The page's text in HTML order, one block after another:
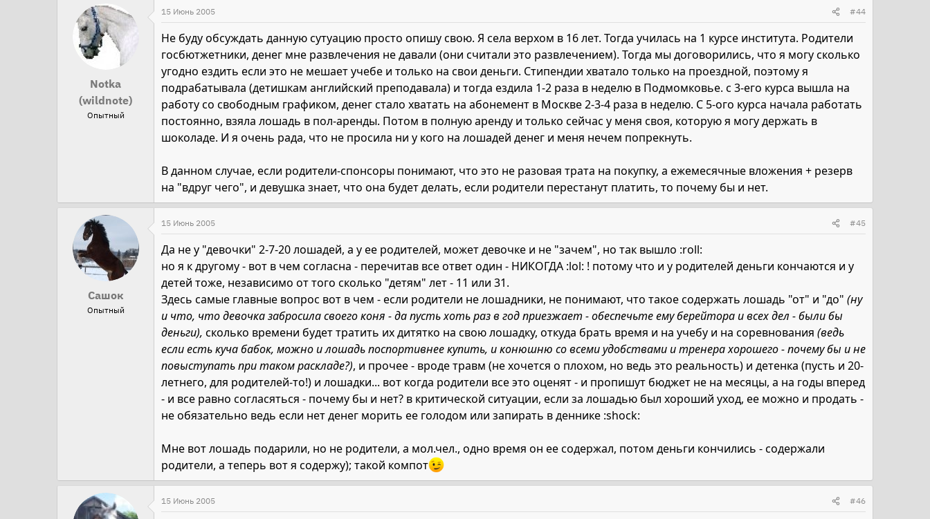
Notka
(wildnote)
Опытный
15 Июнь 2005 #44
Не буду обсуждать данную сутуацию просто опишу свою. Я села верхом в 16 лет. Тогда училась на 1 курсе института. Родители
госбютжетники, денег мне развлечения не давали (они считали это развлечением). Тогда мы договорились, что я могу сколько
угодно ездить если это не мешает учебе и только на свои деньги. Стипендии хватало только на проездной, поэтому я
подрабатывала (детишкам английский преподавала) и тогда ездила 1-2 раза в неделю в Подмомковье. с 3-его курса вышла на
работу со свободным графиком, денег стало хватать на абонемент в Москве 2-3-4 раза в неделю. С 5-ого курса начала работать
постоянно, взяла лошадь в пол-аренды. Потом в полную аренду и только сейчас у меня своя, которую я могу держать в
шоколаде. И я очень рада, что не просила ни у кого на лошадей денег и меня нечем попрекнуть.
В данном случае, если родители-спонсоры понимают, что это не разовая трата на покупку, а ежемесячные вложения + резерв
на "вдруг чего", и девушка знает, что она будет делать, если родители перестанут платить, то почему бы и нет.
Сашок
Опытный
15 Июнь 2005 #45
Да не у "девочки" 2-7-20 лошадей, а у ее родителей, может девочке и не "зачем", но так вышло :roll:
но я к другому - вот в чем согласна - перечитав все ответ один - НИКОГДА :lol: ! потому что и у родителей деньги кончаются и у
детей тоже, независимо от того сколько "детям" лет - 11 или 31.
Здесь самые главные вопрос вот в чем - если родители не лошадники, не понимают, что такое содержать лошадь "от" и "до" (ну
и что, что девочка забросила своего коня - да пусть хоть раз в год приезжает - обеспечьте ему берейтора и всех дел - были бы
деньги), сколько времени будет тратить их дитятко на свою лошадку, откуда брать время и на учебу и на соревнования (ведь
если есть куча бабок, можно и лошадь поспортивнее купить, и конюшню со всеми удобствами и тренера хорошего - почему бы и не
повыступать при таком раскладе?), и прочее - вроде травм (не хочется о плохом, но ведь это реальность) и детенка (пусть и 20-
летнего, для родителей-то!) и лошадки... вот когда родители все это оценят - и пропишут бюджет не на месяцы, а на годы вперед
- и все равно согласяться - почему бы и нет? в критической ситуации, если за лошадью был хороший уход, ее можно и продать -
не обязательно ведь если нет денег морить ее голодом или запирать в деннике :shock:
Мне вот лошадь подарили, но не родители, а мол.чел., одно время он ее содержал, потом деньги кончились - содержали
родители, а теперь вот я содержу); такой компот
15 Июнь 2005 #46